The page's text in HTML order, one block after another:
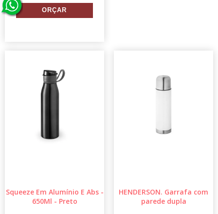
Squeeze Em Alumínio E Abs -
650Ml - Preto
HENDERSON. Garrafa com
parede dupla